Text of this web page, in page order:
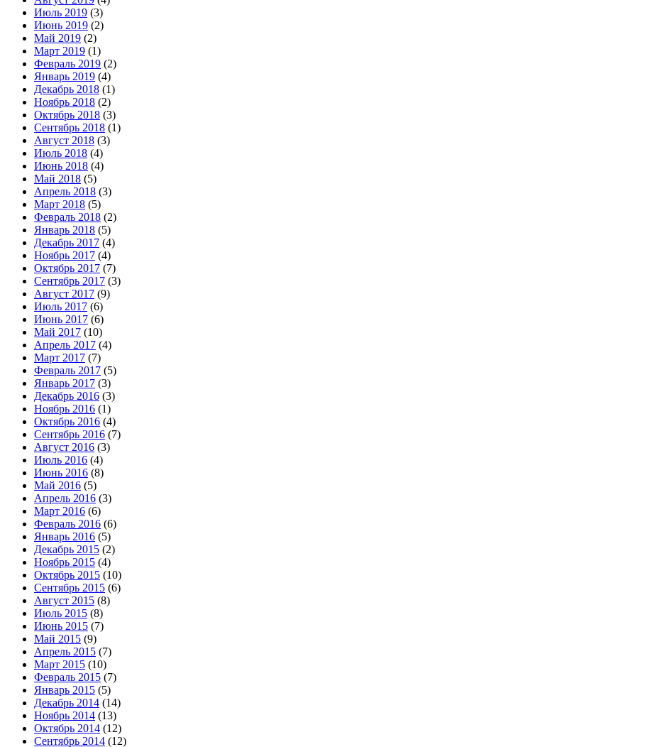
Июль 2019 (3)
Июнь 2019 (2)
Май 2019 (2)
Март 2019 (1)
Февраль 2019 (2)
Январь 2019 (4)
Декабрь 2018 (1)
Ноябрь 2018 (2)
Октябрь 2018 (3)
Сентябрь 2018 (1)
Август 2018 (3)
Июль 2018 (4)
Июнь 2018 (4)
Май 2018 (5)
Апрель 2018 (3)
Март 2018 (5)
Февраль 2018 (2)
Январь 2018 (5)
Декабрь 2017 (4)
Ноябрь 2017 (4)
Октябрь 2017 (7)
Сентябрь 2017 (3)
Август 2017 (9)
Июль 2017 (6)
Июнь 2017 (6)
Май 2017 (10)
Апрель 2017 (4)
Март 2017 (7)
Февраль 2017 (5)
Январь 2017 (3)
Декабрь 2016 (3)
Ноябрь 2016 (1)
Октябрь 2016 (4)
Сентябрь 2016 (7)
Август 2016 (3)
Июль 2016 (4)
Июнь 2016 (8)
Май 2016 (5)
Апрель 2016 (3)
Март 2016 (6)
Февраль 2016 (6)
Январь 2016 (5)
Декабрь 2015 (2)
Ноябрь 2015 (4)
Октябрь 2015 (10)
Сентябрь 2015 (6)
Август 2015 (8)
Июль 2015 (8)
Июнь 2015 (7)
Май 2015 (9)
Апрель 2015 (7)
Март 2015 (10)
Февраль 2015 (7)
Январь 2015 (5)
Декабрь 2014 (14)
Ноябрь 2014 (13)
Октябрь 2014 (12)
Сентябрь 2014 (12)